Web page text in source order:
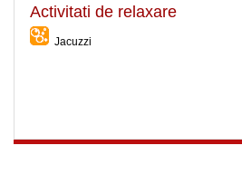
Activitati de relaxare
Jacuzzi